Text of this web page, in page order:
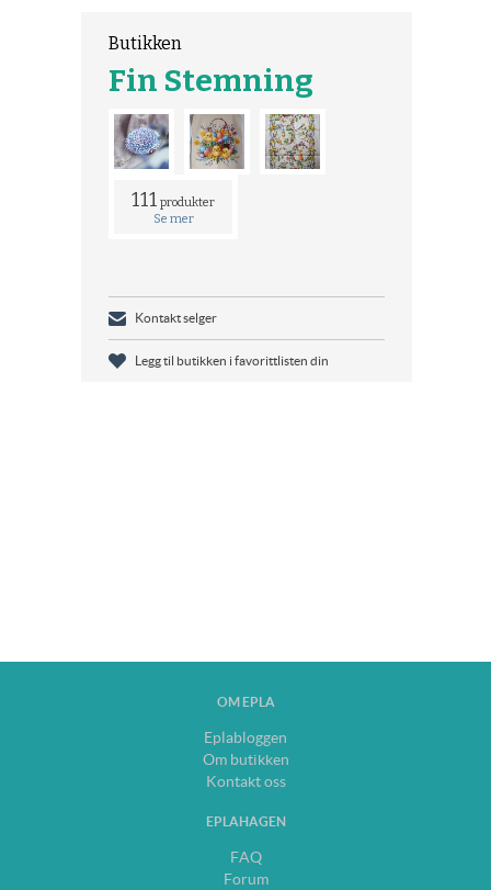
Butikken
Fin Stemning
111 produkter
Se mer
Kontakt selger
Legg til butikken i favorittlisten din
OM EPLA
Eplabloggen
Om butikken
Kontakt oss
EPLAHAGEN
FAQ
Forum